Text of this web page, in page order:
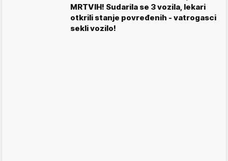
MRTVIH! Sudarila se 3 vozila, lekari
otkrili stanje povređenih - vatrogasci
sekli vozilo!